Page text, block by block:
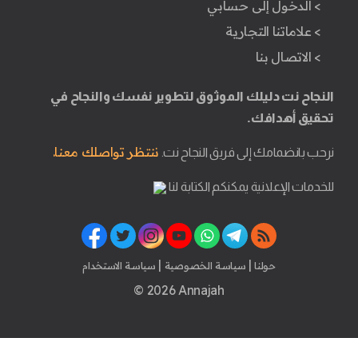
> الدخول إلى حسابي
> علاماتنا التجارية
> الاتصال بنا
النجاح نت دليلك الموثوق لتطوير نفسك والنجاح في
تحقيق أهدافك.
نرحب بانضمامك إلى فريق النجاح نت. ننتظر تواصلك معنا.
للخدمات الإعلانية يمكنكم الكتابة لنا
حولنا | سياسة الخصوصية | سياسة الاستخدام
© 2026 Annajah